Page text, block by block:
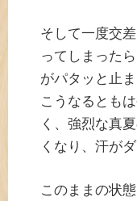
そして一度交
ってしまった
がパタッと止
こうなるとも
く、強烈な真
くなり、汗が
このままの状